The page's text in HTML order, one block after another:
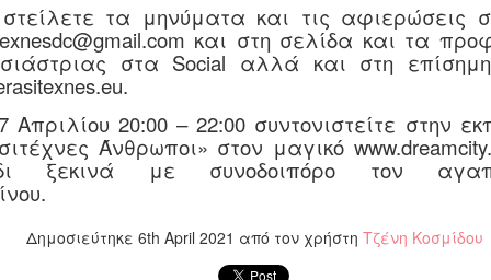
τα μηνύματα και τις αφιερώσεις
και στη σελίδα και τα
στα Social αλλά και στη επίσημη
.eu.
Απριλίου 20:00 – 22:00 συντονιστείτε στην
Άνθρωποι» στον μαγικό
ξεκινά με συνοδοιπόρο τον
Δημοσιεύτηκε 6th April 2021 από τον χρήστη Τζένη Κοσμίδου
Λήδας" στο Αγρίνιο
Το 6ο Διεθνές
Κινηματογραφικό Φεστιβάλ
Αγρινίου «Οι Μονόλογοι της
Λήδας» επιστρέφει με
διήμερες προβολές ταινιών
και την πρώτη φωτογραφική
έκθεση του σκηνοθέτη Γιώργου
Λουριδά στο Αγρίνιο.
Πρόγραμμα Προβολών
Σεναριογράφων
Ελλάδος/εκδόσεων
ΚΟΥΡΟΣ
εκδόσεων «Κούρος» του
Δημήτρη Φύκιρη φιλοξενήθηκε
η τελετή απονομής των
βραβείων του 1ου Πανελληνίου
ετών Ενηλίκων της Ένωσης
Σεναριογράφων Ελλάδος που
διοργανώθηκε σε συνεργασία
20
Πόπη Αρωνιάδα: "Χρόνος, ο Αόρατος Αφηγητής"
συλλογή διηγημάτων από τις εκδόσεις ΟΤΑΝ
δίγλωσση έκδοση συγκεντρώνει εννέα διηγήματα
Πόπης Αρωνιάδα, στα ελληνικά και στα ιταλικά.
ευαισθησία και διεισδυτική ματιά, οι ιστορίες φωτίζουν
της ανθρώπινης ύπαρξης όπου ο χρόνος, η μνήμη, ο
και η απώλεια διαμορφώνουν τις ζωές των ηρώων. Η